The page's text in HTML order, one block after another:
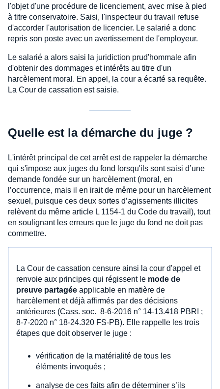
l'objet d'une procédure de licenciement, avec mise à pied
à titre conservatoire. Saisi, l'inspecteur du travail refuse
d'accorder l'autorisation de licencier. Le salarié a donc
repris son poste avec un avertissement de l'employeur.
Le salarié a alors saisi la juridiction prud'hommale afin
d'obtenir des dommages et intérêts au titre d'un
harcèlement moral. En appel, la cour a écarté sa requête.
La Cour de cassation est saisie.
Quelle est la démarche du juge ?
L'intérêt principal de cet arrêt est de rappeler la démarche
qui s'impose aux juges du fond lorsqu'ils sont saisi d’une
demande fondée sur un harcèlement (moral, en
l’occurrence, mais il en irait de même pour un harcèlement
sexuel, puisque ces deux sortes d’agissements illicites
relèvent du même article L 1154-1 du Code du travail), tout
en soulignant les erreurs que le juge du fond ne doit pas
commettre.
La Cour de cassation censure ainsi la cour d'appel et
renvoie aux principes qui régissent le mode de
preuve partagée applicable en matière de
harcèlement et déjà affirmés par des décisions
antérieures (Cass. soc. 8-6-2016 n° 14-13.418 PBRI ;
8-7-2020 n° 18-24.320 FS-PB). Elle rappelle les trois
étapes que doit observer le juge :
vérification de la matérialité de tous les
éléments invoqués ;
analyse de ces faits afin de déterminer s’ils